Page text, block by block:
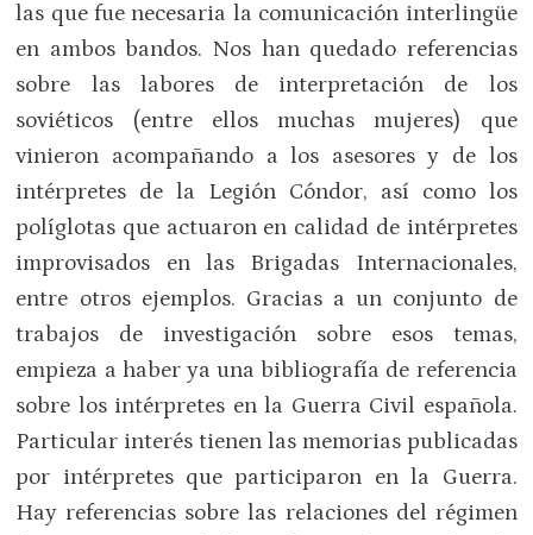
las que fue necesaria la comunicación interlingüe
en ambos bandos. Nos han quedado referencias
sobre las labores de interpretación de los
soviéticos (entre ellos muchas mujeres) que
vinieron acompañando a los asesores y de los
intérpretes de la Legión Cóndor, así como los
políglotas que actuaron en calidad de intérpretes
improvisados en las Brigadas Internacionales,
entre otros ejemplos. Gracias a un conjunto de
trabajos de investigación sobre esos temas,
empieza a haber ya una bibliografía de referencia
sobre los intérpretes en la Guerra Civil española.
Particular interés tienen las memorias publicadas
por intérpretes que participaron en la Guerra.
Hay referencias sobre las relaciones del régimen